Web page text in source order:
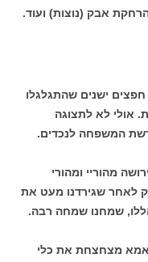
אבק (נוצות) ועוד.
חפצים ישנים שהתגלגלו
אולי לא לתצוגה
המשפחה לנכדים.
מהוריי ומהורי
לאחר שגירדנו מעט את
שמחנו שמחה רבה.
אמא מצחצחת את כלי